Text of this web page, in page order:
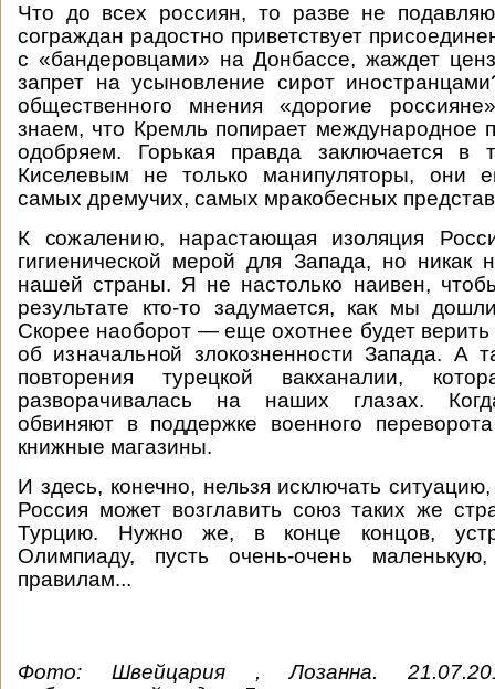
Что до всех россиян, то разве не
сограждан радостно приветствует
с «бандеровцами» на Донбассе, жаждет
запрет на усыновление сирот
общественного мнения «дорогие
знаем, что Кремль попирает международное
одобряем. Горькая правда заключается
Киселевым не только манипуляторы, они
самых дремучих, самых мракобесных
К сожалению, нарастающая изоляция
гигиенической мерой для Запада, но никак
нашей страны. Я не настолько наивен,
результате кто-то задумается, как мы
Скорее наоборот — еще охотнее будет верить
об изначальной злокозненности Запада. А
повторения турецкой вакханалии,
разворачивалась на наших глазах.
обвиняют в поддержке военного
книжные магазины.
И здесь, конечно, нельзя исключать
Россия может возглавить союз таких же
Турцию. Нужно же, в конце концов,
Олимпиаду, пусть очень-очень
правилам...
Фото: Швейцария , Лозанна.